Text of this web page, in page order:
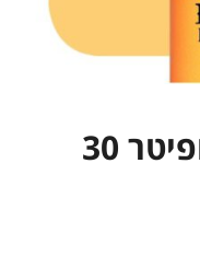
פג תוקף איטרנל ג'ופיטר 30